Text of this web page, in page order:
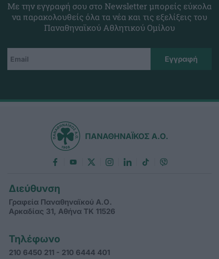
Με την εγγραφή σου στο Newsletter μπορείς εύκολα
να παρακολουθείς όλα τα νέα και τις εξελίξεις του
Παναθηναϊκού Αθλητικού Ομίλου
ΠΑΝΑΘΗΝΑΪΚΟΣ Α.Ο.
Διεύθυνση
Γραφεία Παναθηναϊκού Α.Ο.
Αρκαδίας 31, Αθήνα ΤΚ 11526
Τηλέφωνο
210 6450 211 - 210 6444 401